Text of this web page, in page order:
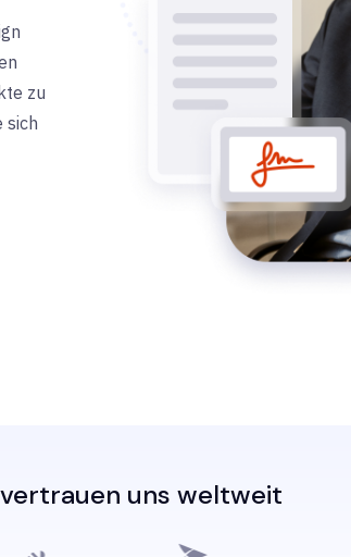
zu
sich
vertrauen uns weltweit